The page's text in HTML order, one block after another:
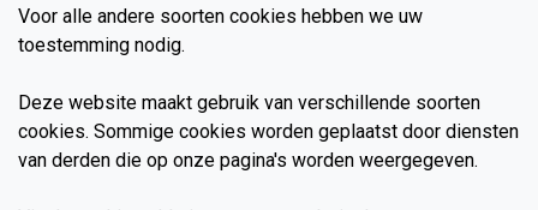
Voor alle andere soorten cookies hebben we uw
toestemming nodig.
Deze website maakt gebruik van verschillende soorten
cookies. Sommige cookies worden geplaatst door diensten
van derden die op onze pagina's worden weergegeven.